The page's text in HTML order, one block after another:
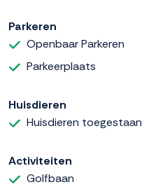
Parkeren
Openbaar Parkeren
Parkeerplaats
Huisdieren
Huisdieren toegestaan
Activiteiten
Golfbaan